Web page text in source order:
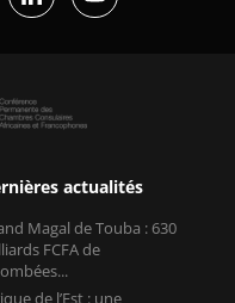
actualités
Magal de Touba : 630
FCFA de
de l’Est : une